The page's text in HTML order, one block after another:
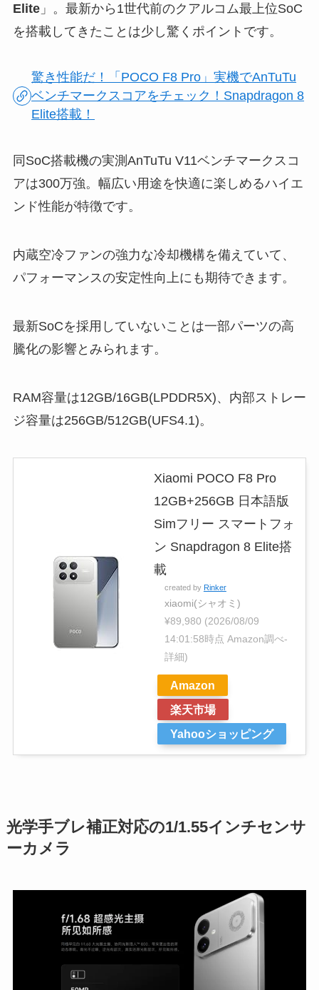
Elite」。最新から1世代前のクアルコム最上位SoC
を搭載してきたことは少し驚くポイントです。
驚き性能だ！「POCO F8 Pro」実機でAnTuTu
ベンチマークスコアをチェック！Snapdragon 8
Elite搭載！
同SoC搭載機の実測AnTuTu V11ベンチマークスコ
アは300万強。幅広い用途を快適に楽しめるハイエ
ンド性能が特徴です。
内蔵空冷ファンの強力な冷却機構を備えていて、
パフォーマンスの安定性向上にも期待できます。
最新SoCを採用していないことは一部パーツの高
騰化の影響とみられます。
RAM容量は12GB/16GB(LPDDR5X)、内部ストレー
ジ容量は256GB/512GB(UFS4.1)。
Xiaomi POCO F8 Pro
12GB+256GB 日本語版
Simフリー スマートフォ
ン Snapdragon 8 Elite搭
載
created by Rinker
xiaomi(シャオミ)
¥89,980 (2026/08/09
14:01:58時点 Amazon調べ-
詳細)
Amazon
楽天市場
Yahooショッピング
光学手ブレ補正対応の1/1.55インチセンサ
ーカメラ